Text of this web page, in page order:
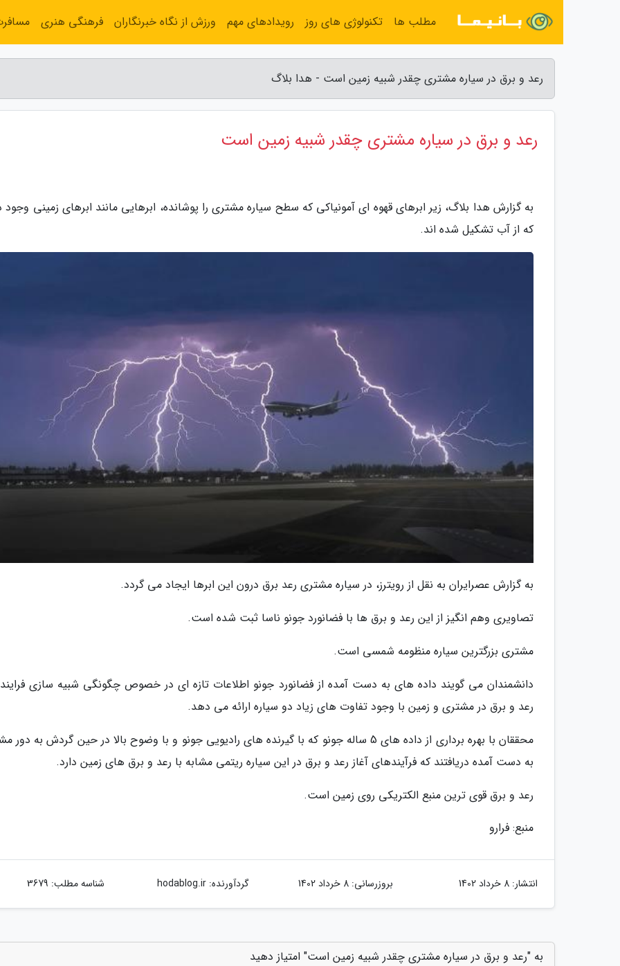
رعد و برق در سیاره مشتری چقدر شبیه زمین است - هدا بلاگ
رعد و برق در سیاره مشتری چقدر شبیه زمین است
به گزارش هدا بلاگ، زیر ابرهای قهوه ای آمونیاکی که سطح سیاره مشتری را پوشانده، ابرهایی مانند ابرهای زمینی وجود
که از آب تشکیل شده اند.
به گزارش عصرایران به نقل از رویترز، در سیاره مشتری رعد برق درون این ابرها ایجاد می گردد.
تصاویری وهم انگیز از این رعد و برق ها با فضانورد جونو ناسا ثبت شده است.
مشتری بزرگترین سیاره منظومه شمسی است.
دانشمندان می گویند داده های به دست آمده از فضانورد جونو اطلاعات تازه ای در خصوص چگونگی شبیه سازی
رعد و برق در مشتری و زمین با وجود تفاوت های زیاد دو سیاره ارائه می دهد.
محققان با بهره برداری از داده های 5 ساله جونو که با گیرنده های رادیویی جونو و با وضوح بالا در حین گردش به
به دست آمده دریافتند که فرآیندهای آغاز رعد و برق در این سیاره ریتمی مشابه با رعد و برق های زمین دارد.
رعد و برق قوی ترین منبع الکتریکی روی زمین است.
منبع: فرارو
انتشار: 8 خرداد 1402 بروزرسانی: 8 خرداد 1402 گردآورنده:hodablog.ir شناسه مطلب: 3679
به "رعد و برق در سیاره مشتری چقدر شبیه زمین است" امتیاز دهید
مطلب ها تکنولوژی های روز رویدادهای مهم ورزش از نگاه خبرنگاران فرهنگی هنری